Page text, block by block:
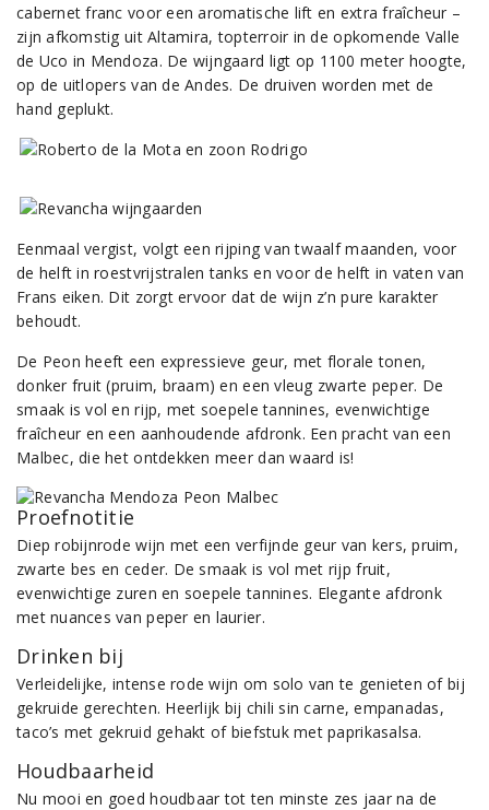
cabernet franc voor een aromatische lift en extra fraîcheur –
zijn afkomstig uit Altamira, topterroir in de opkomende Valle
de Uco in Mendoza. De wijngaard ligt op 1100 meter hoogte,
op de uitlopers van de Andes. De druiven worden met de
hand geplukt.
Eenmaal vergist, volgt een rijping van twaalf maanden, voor
de helft in roestvrijstralen tanks en voor de helft in vaten van
Frans eiken. Dit zorgt ervoor dat de wijn z’n pure karakter
behoudt.
De Peon heeft een expressieve geur, met florale tonen,
donker fruit (pruim, braam) en een vleug zwarte peper. De
smaak is vol en rijp, met soepele tannines, evenwichtige
fraîcheur en een aanhoudende afdronk. Een pracht van een
Malbec, die het ontdekken meer dan waard is!
Proefnotitie
Diep robijnrode wijn met een verfijnde geur van kers, pruim,
zwarte bes en ceder. De smaak is vol met rijp fruit,
evenwichtige zuren en soepele tannines. Elegante afdronk
met nuances van peper en laurier.
Drinken bij
Verleidelijke, intense rode wijn om solo van te genieten of bij
gekruide gerechten. Heerlijk bij chili sin carne, empanadas,
taco’s met gekruid gehakt of biefstuk met paprikasalsa.
Houdbaarheid
Nu mooi en goed houdbaar tot ten minste zes jaar na de